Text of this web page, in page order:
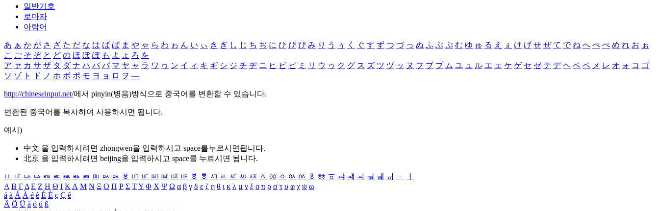
일반기호
로마자
아랍어
あ ぁ か が さ ざ た だ な は ば ぱ ま や ゃ ら わ ゎ ん い ぃ き ぎ し じ ち ぢ に ひ び ぴ み り う ぅ く ぐ す ず つ づ っ ぬ ふ ぶ ぷ む ゆ ゅ る え ぇ け げ せ ぜ て で ね へ べ ぺ め れ お ぉ
こ ご そ ぞ と ど の ほ ぼ ぽ も よ ょ ろ を
ア ァ カ サ ザ タ ダ ナ ハ バ パ マ ヤ ャ ラ ワ ヮ ン イ ィ キ ギ シ ジ チ ヂ ニ ヒ ビ ピ ミ リ ウ ゥ ク グ ス ズ ツ ヅ ッ ヌ フ ブ プ ム ユ ュ ル エ ェ ケ ゲ セ ゼ テ デ ヘ ベ ペ メ レ オ ォ コ ゴ
ソ ゾ ト ド ノ ホ ボ ポ モ ヨ ョ ロ ヲ ―
http://chineseinput.net/에서 pinyin(병음)방식으로 중국어를 변환할 수 있습니다.
변환된 중국어를 복사하여 사용하시면 됩니다.
예시)
中文 을 입력하시려면 zhongwen을 입력하시고 space를누르시면됩니다.
北京 을 입력하시려면 beijing을 입력하시고 space를 누르시면 됩니다.
ㅥ ㅦ ㅧ ㅨ ㅩ ㅪ ㅫ ㅬ ㅭ ㅮ ㅯ ㅰ ㅱ ㅲ ㅳ ㅴ ㅵ ㅶ ㅷ ㅸ ㅹ ㅺ ㅻ ㅼ ㅽ ㅾ ㅿ ㆀ ㆁ ㆂ ㆃ ㆄ ㆅ ㆆ ㆇ ㆈ ㆉ ㆊ ㆋ ㆌ ㆍ
ㆎ
Α Β ΓΔ Ε Ζ Η Θ Ι ΚΛ Μ Ν Ξ Ο Π Ρ Σ ΤΥ Φ Χ Ψ Ω α β γ δ ε ζ η θ ι κ λ μ ν ξ ο π ρ σ τ υ φ χ ψ ω
á à Á À é è É È ç Ç ê
Ä Ö Ü ä ö ü ß